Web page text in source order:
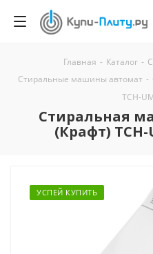
Главная - Каталог -
Стиральные машины автомат -
TCH-
Стиральная
(Крафт) TCH-
УСПЕЙ КУПИТЬ